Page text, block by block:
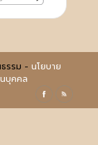
รรม - นโยบาย
บุคคล